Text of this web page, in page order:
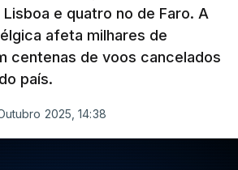
e quatro no de Faro. A
afeta milhares de
centenas de voos cancelados
país.
2025, 14:38